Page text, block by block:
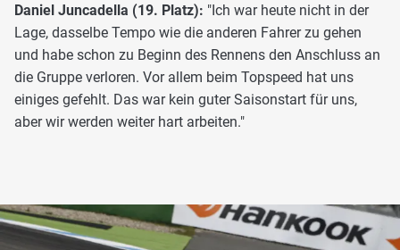
Daniel Juncadella (19. Platz): "Ich war heute nicht in der
Lage, dasselbe Tempo wie die anderen Fahrer zu gehen
und habe schon zu Beginn des Rennens den Anschluss an
die Gruppe verloren. Vor allem beim Topspeed hat uns
einiges gefehlt. Das war kein guter Saisonstart für uns,
aber wir werden weiter hart arbeiten."